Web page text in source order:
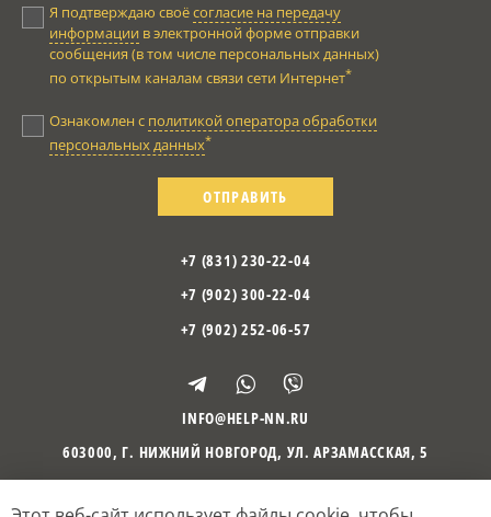
Я подтверждаю своёсогласие на передачу
информации в электронной форме отправки
сообщения (в том числе персональных данных)
по открытым каналам связи сети Интернет*
Ознакомлен с политикой оператора обработки
персональных данных*
ОТПРАВИТЬ
+7 (831) 230-22-04
+7 (902) 300-22-04
+7 (902) 252-06-57
INFO@HELP-NN.RU
603000, Г. НИЖНИЙ НОВГОРОД, УЛ. АРЗАМАССКАЯ, 5